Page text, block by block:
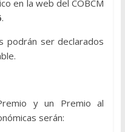
en la web del COBCM
.
podrán ser declarados
y un Premio al
serán: